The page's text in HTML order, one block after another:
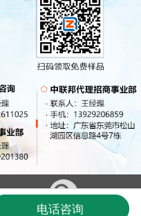
电话咨询